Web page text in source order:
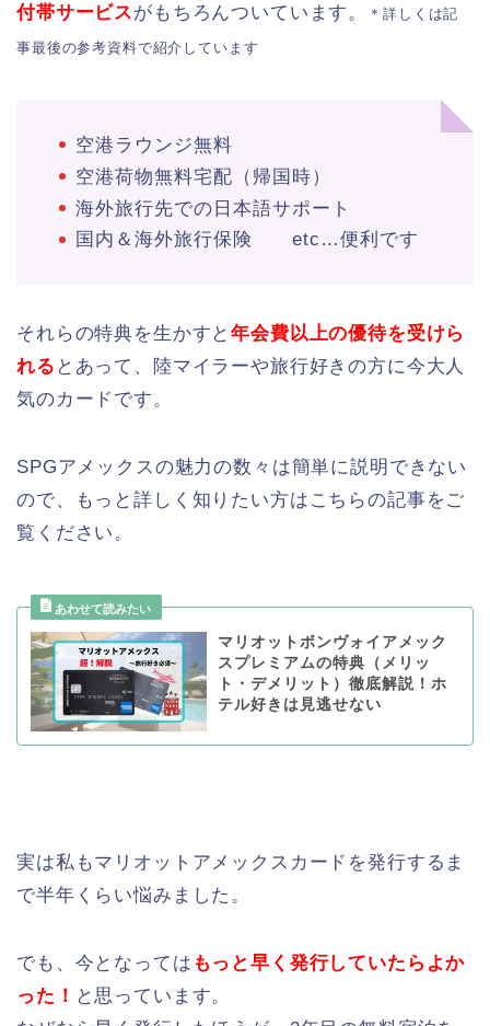
付帯サービスがもちろんついています。 ＊詳しくは記
事最後の参考資料で紹介しています
空港ラウンジ無料
空港荷物無料宅配（帰国時）
海外旅行先での日本語サポート
国内＆海外旅行保険 etc…便利です
それらの特典を生かすと年会費以上の優待を受けら
れる とあって、陸マイラーや旅行好きの方に今大人
気のカードです。
SPGアメックスの魅力の数々は簡単に説明できない
ので、もっと詳しく知りたい方はこちらの記事をご
覧ください。
マリオットボンヴォイアメック
スプレミアムの特典（メリッ
ト・デメリット）徹底解説！ホ
テル好きは見逃せない
実は私もマリオットアメックスカードを発行するま
で半年くらい悩みました。
でも、今となっては もっと早く発行していたらよか
った！ と思っています。